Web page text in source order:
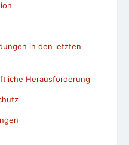
in den letzten
Herausforderung